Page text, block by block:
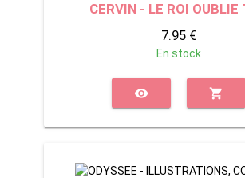
CERVIN - LE ROI OUBLIE
7.95 €
En stock
visibility shopping_cart